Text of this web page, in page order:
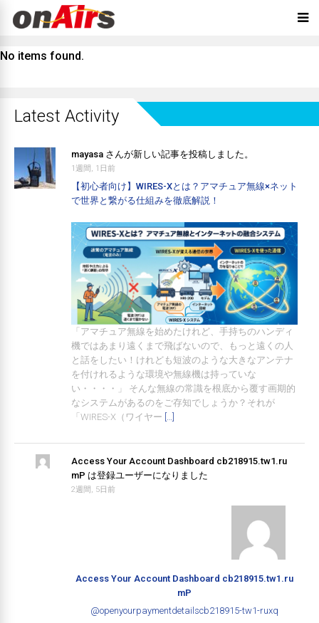
No items found.
Latest Activity
mayasa さんが新しい記事を投稿しました。
1週間, 1日前
【初心者向け】WIRES-Xとは？アマチュア無線×ネット
で世界と繋がる仕組みを徹底解説！
「アマチュア無線を始めたけれど、手持ちのハンディ
機ではあまり遠くまで飛ばないので、もっと遠くの人
と話をしたい！けれども短波のような大きなアンテナ
を付けれるような環境や無線機は持っていな
い・・・・」 そんな無線の常識を根底から覆す画期的
なシステムがあるのをご存知でしょうか？それが
「WIRES-X（ワイヤー
Access Your Account Dashboard cb218915.tw1.ru
mP は登録ユーザーになりました
2週間, 5日前
Access Your Account Dashboard cb218915.tw1.ru
mP
@openyourpaymentdetailscb218915-tw1-ruxq